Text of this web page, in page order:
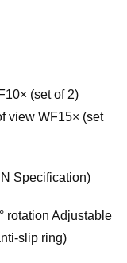
(set of 2)
view WF15× (set
Specification)
rotation Adjustable
slip ring)